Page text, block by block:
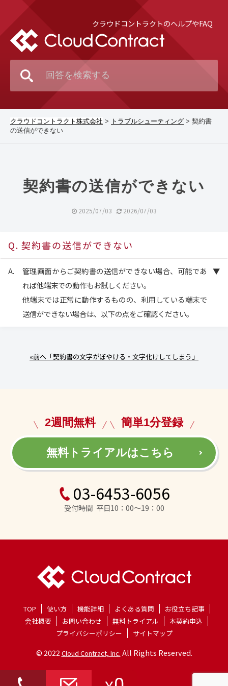
クラウドコントラクトのヘルプやFAQ
クラウドコントラクト株式会社 > トラブルシューティング > 契約書
の送信ができない
契約書の送信ができない
2025/07/03 2026/07/03
契約書の送信ができない
管理画面からご契約書の送信ができない場合、可能であ
れば他端末での動作もお試しください。
他端末では正常に動作するものの、利用している端末で
送信ができない場合は、以下の点をご確認ください。
«前へ「契約書の文字がぼやける・文字化けしてしまう」
2週間無料 簡単1分登録
無料トライアルはこちら
03-6453-6056
受付時間 平日10：00～19：00
TOP 使い方 機能詳細 よくある質問
お役立ち記事
会社概要
お問い合わせ 無料トライアル
本契約申込
プライバシーポリシー
サイトマップ
© 2022 Cloud Contract, Inc. All Rights Reserved.